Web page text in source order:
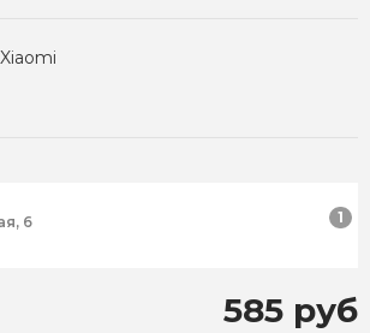
Xiaomi
6 1
585 руб